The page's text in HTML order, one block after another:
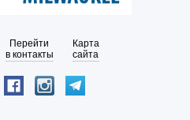
Перейти
в контакты
Карта
сайта